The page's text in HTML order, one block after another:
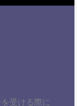
受ける際に